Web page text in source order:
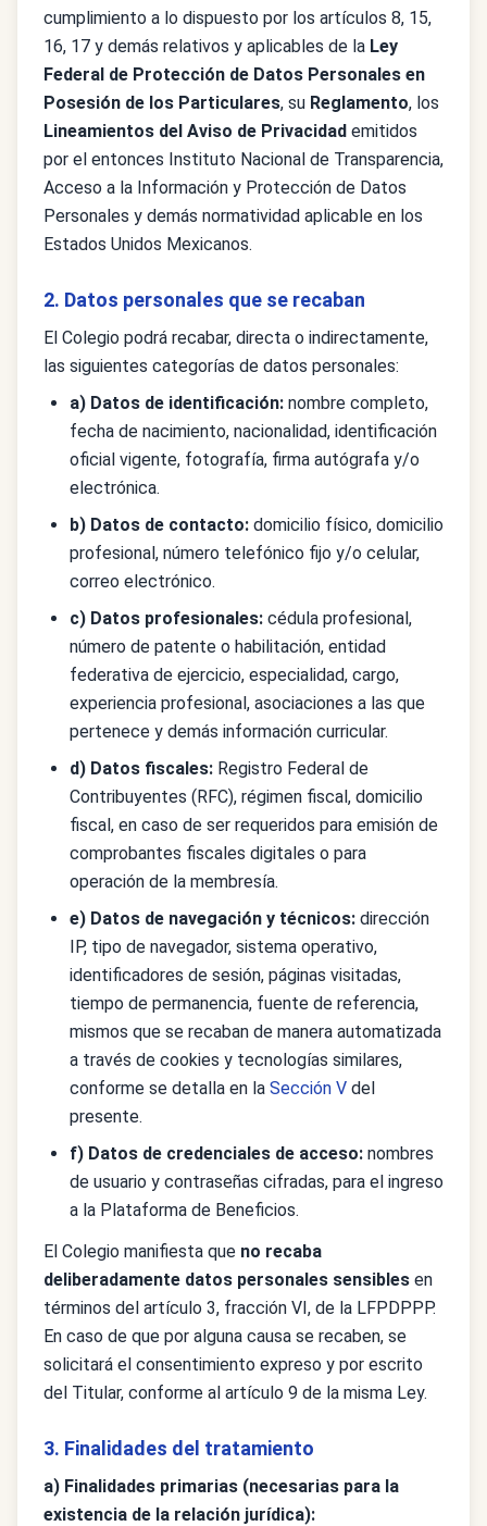
cumplimiento a lo dispuesto por los artículos 8, 15,
16, 17 y demás relativos y aplicables de la Ley
Federal de Protección de Datos Personales en
Posesión de los Particulares, su Reglamento, los
Lineamientos del Aviso de Privacidad emitidos
por el entonces Instituto Nacional de Transparencia,
Acceso a la Información y Protección de Datos
Personales y demás normatividad aplicable en los
Estados Unidos Mexicanos.
2. Datos personales que se recaban
El Colegio podrá recabar, directa o indirectamente,
las siguientes categorías de datos personales:
a) Datos de identificación: nombre completo,
fecha de nacimiento, nacionalidad, identificación
oficial vigente, fotografía, firma autógrafa y/o
electrónica.
b) Datos de contacto: domicilio físico, domicilio
profesional, número telefónico fijo y/o celular,
correo electrónico.
c) Datos profesionales: cédula profesional,
número de patente o habilitación, entidad
federativa de ejercicio, especialidad, cargo,
experiencia profesional, asociaciones a las que
pertenece y demás información curricular.
d) Datos fiscales: Registro Federal de
Contribuyentes (RFC), régimen fiscal, domicilio
fiscal, en caso de ser requeridos para emisión de
comprobantes fiscales digitales o para
operación de la membresía.
e) Datos de navegación y técnicos: dirección
IP, tipo de navegador, sistema operativo,
identificadores de sesión, páginas visitadas,
tiempo de permanencia, fuente de referencia,
mismos que se recaban de manera automatizada
a través de cookies y tecnologías similares,
conforme se detalla en la Sección V del
presente.
f) Datos de credenciales de acceso: nombres
de usuario y contraseñas cifradas, para el ingreso
a la Plataforma de Beneficios.
El Colegio manifiesta que no recaba
deliberadamente datos personales sensibles en
términos del artículo 3, fracción VI, de la LFPDPPP.
En caso de que por alguna causa se recaben, se
solicitará el consentimiento expreso y por escrito
del Titular, conforme al artículo 9 de la misma Ley.
3. Finalidades del tratamiento
a) Finalidades primarias (necesarias para la
existencia de la relación jurídica):